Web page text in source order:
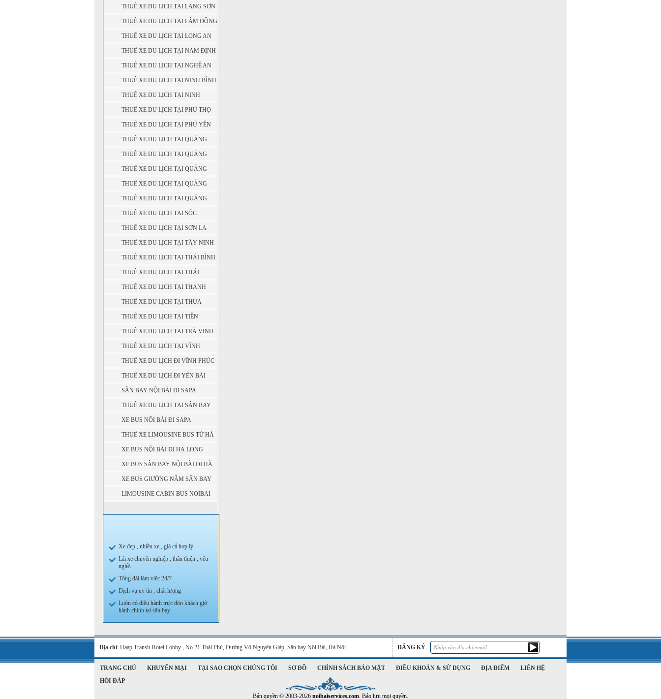
THUÊ XE DU LỊCH TẠI LẠNG SƠN
THUÊ XE DU LỊCH TẠI LÂM ĐỒNG
THUÊ XE DU LỊCH TẠI LONG AN
THUÊ XE DU LỊCH TẠI NAM ĐỊNH
THUÊ XE DU LỊCH TẠI NGHỆ AN
THUÊ XE DU LỊCH TẠI NINH BÌNH
THUÊ XE DU LỊCH TẠI NINH
THUẬN
THUÊ XE DU LỊCH TẠI PHÚ THỌ
THUÊ XE DU LỊCH TẠI PHÚ YÊN
THUÊ XE DU LỊCH TẠI QUẢNG
BÌNH
THUÊ XE DU LỊCH TẠI QUẢNG
NAM
THUÊ XE DU LỊCH TẠI QUẢNG
NGÃI
THUÊ XE DU LỊCH TẠI QUẢNG
NINH
THUÊ XE DU LỊCH TẠI QUẢNG
TRỊ
THUÊ XE DU LỊCH TẠI SÓC
TRĂNG
THUÊ XE DU LỊCH TẠI SƠN LA
THUÊ XE DU LỊCH TẠI TÂY NINH
THUÊ XE DU LỊCH TẠI THÁI BÌNH
THUÊ XE DU LỊCH TẠI THÁI
NGUYÊN
THUÊ XE DU LỊCH TẠI THANH
HÓA
THUÊ XE DU LỊCH TẠI THỪA
THIÊN - HUẾ
THUÊ XE DU LỊCH TẠI TIỀN
GIANG
THUÊ XE DU LỊCH TẠI TRÀ VINH
THUÊ XE DU LỊCH TẠI VĨNH
LONG
THUÊ XE DU LỊCH ĐI VĨNH PHÚC
THUÊ XE DU LỊCH ĐI YÊN BÁI
SÂN BAY NỘI BÀI ĐI SAPA
THUÊ XE DU LỊCH TẠI SÂN BAY
NỘI BÀI
XE BUS NỘI BÀI ĐI SAPA
THUÊ XE LIMOUSINE BUS TỪ HÀ
NỘI ( SÂN BAY NỘI BÀI ) ĐI SAPA
XE BUS NỘI BÀI ĐI HẠ LONG
XE BUS SÂN BAY NỘI BÀI ĐI HÀ
GIANG
XE BUS GIƯỜNG NẰM SÂN BAY
NỘI BÀI ĐI SAPA
LIMOUSINE CABIN BUS NOIBAI
Xe đẹp , nhiều xe , giá cả hợp lý.
Lái xe chuyên nghiệp , thân thiện , yêu
nghề.
Tổng đài làm việc 24/7
Dịch vụ uy tín , chất lượng
Luôn có điều hành trực đón khách giờ
hành chính tại sân bay.
Địa chỉ: Haap Transit Hotel Lobby , No 21 Thái Phù, Đường Võ Nguyên Giáp, Sân bay Nội Bài, Hà Nội ĐĂNG KÝ
TRANG CHỦ KHUYẾN MẠI TẠI SAO CHỌN CHÚNG TÔI SƠ ĐỒ CHÍNH SÁCH BẢO MẬT ĐIỀU KHOẢN & SỬ DỤNG ĐỊA ĐIỂM
LIÊN HỆ
HỎI ĐÁP
Bản quyền © 2003-2026 noibaiservices.com. Bảo lưu mọi quyền.